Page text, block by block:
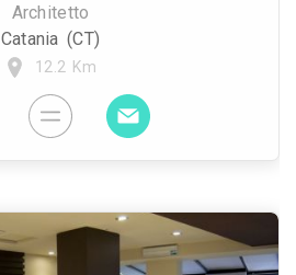
Architetto
Catania (CT)
12.2 Km